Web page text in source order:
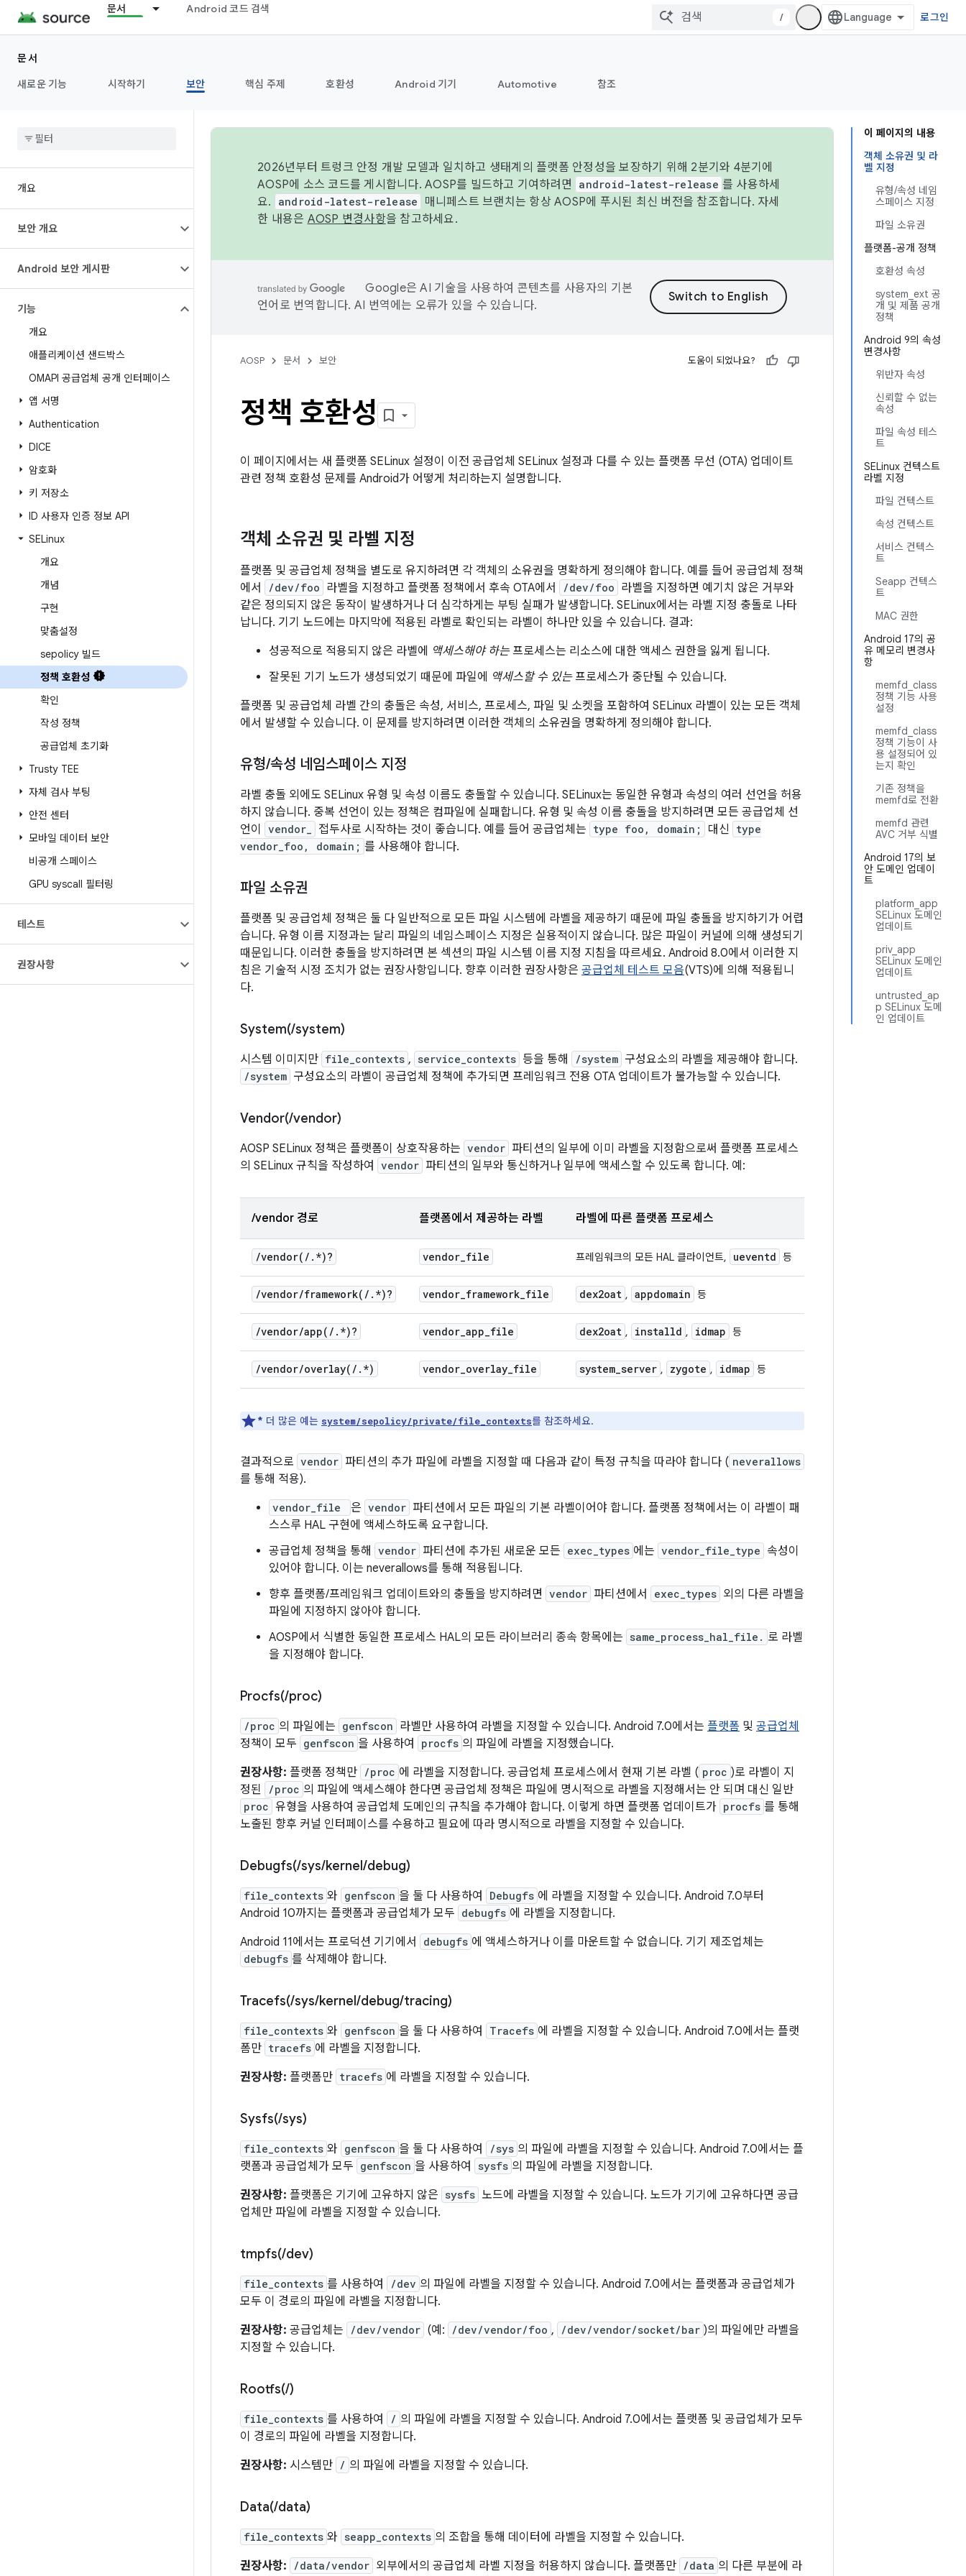
문서 Android 코드 검색
/ 로그인
문서
새로운 기능
시작하기 보안 핵심 주제 호환성 Android 기기 Automotive 참조
개요
보안 개요
Android 보안 게시판
기능
개요
애플리케이션 샌드박스
OMAPI 공급업체 공개 인터페이스
앱 서명
Authentication
DICE
암호화
키 저장소
ID 사용자 인증 정보 API
SELinux
개요
개념
구현
맞춤설정
sepolicy 빌드
정책 호환성
확인
작성 정책
공급업체 초기화
Trusty TEE
자체 검사 부팅
안전 센터
모바일 데이터 보안
비공개 스페이스
GPU syscall 필터링
테스트
권장사항
이 페이지의 내용
객체 소유권 및 라
벨 지정
유형/속성 네임
스페이스 지정
파일 소유권
플랫폼-공개 정책
호환성 속성
system_ext 공
개 및 제품 공개
정책
Android 9의 속성
변경사항
위반자 속성
신뢰할 수 없는
속성
파일 속성 테스
트
SELinux 컨텍스트
라벨 지정
파일 컨텍스트
속성 컨텍스트
서비스 컨텍스
트
Seapp 컨텍스
트
MAC 권한
Android 17의 공
유 메모리 변경사
항
memfd_class
정책 기능 사용
설정
memfd_class
정책 기능이 사
용 설정되어 있
는지 확인
기존 정책을
memfd로 전환
memfd 관련
AVC 거부 식별
Android 17의 보
안 도메인 업데이
트
platform_app
SELinux 도메인
업데이트
priv_app
SELinux 도메인
업데이트
untrusted_ap
p SELinux 도메
인 업데이트
2026년부터 트렁크 안정 개발 모델과 일치하고 생태계의 플랫폼 안정성을 보장하기 위해 2분기와 4분기에
AOSP에 소스 코드를 게시합니다. AOSP를 빌드하고 기여하려면
android-latest-release 를 사용하세
요.
android-latest-release
매니페스트 브랜치는 항상 AOSP에 푸시된 최신 버전을 참조합니다. 자세
한 내용은 AOSP 변경사항을 참고하세요.
Google은 AI 기술을 사용하여 콘텐츠를 사용자의 기본
언어로 번역합니다. AI 번역에는 오류가 있을 수 있습니다.
AOSP 문서 보안 도움이 되었나요?
정책 호환성
이 페이지에서는 새 플랫폼 SELinux 설정이 이전 공급업체 SELinux 설정과 다를 수 있는 플랫폼 무선 (OTA) 업데이트
관련 정책 호환성 문제를 Android가 어떻게 처리하는지 설명합니다.
객체 소유권 및 라벨 지정
플랫폼 및 공급업체 정책을 별도로 유지하려면 각 객체의 소유권을 명확하게 정의해야 합니다. 예를 들어 공급업체 정책
에서
/dev/foo 라벨을 지정하고 플랫폼 정책에서 후속 OTA에서 /dev/foo 라벨을 지정하면 예기치 않은 거부와
같은 정의되지 않은 동작이 발생하거나 더 심각하게는 부팅 실패가 발생합니다. SELinux에서는 라벨 지정 충돌로 나타
납니다. 기기 노드에는 마지막에 적용된 라벨로 확인되는 라벨이 하나만 있을 수 있습니다. 결과:
성공적으로 적용되지 않은 라벨에 액세스해야 하는프로세스는 리소스에 대한 액세스 권한을 잃게 됩니다.
잘못된 기기 노드가 생성되었기 때문에 파일에 액세스할 수 있는프로세스가 중단될 수 있습니다.
플랫폼 및 공급업체 라벨 간의 충돌은 속성, 서비스, 프로세스, 파일 및 소켓을 포함하여 SELinux 라벨이 있는 모든 객체
에서 발생할 수 있습니다. 이 문제를 방지하려면 이러한 객체의 소유권을 명확하게 정의해야 합니다.
유형/속성 네임스페이스 지정
라벨 충돌 외에도 SELinux 유형 및 속성 이름도 충돌할 수 있습니다. SELinux는 동일한 유형과 속성의 여러 선언을 허용
하지 않습니다. 중복 선언이 있는 정책은 컴파일에 실패합니다. 유형 및 속성 이름 충돌을 방지하려면 모든 공급업체 선
언이
vendor_ 접두사로 시작하는 것이 좋습니다. 예를 들어 공급업체는 type foo, domain; 대신 type
vendor_foo, domain; 를 사용해야 합니다.
파일 소유권
플랫폼 및 공급업체 정책은 둘 다 일반적으로 모든 파일 시스템에 라벨을 제공하기 때문에 파일 충돌을 방지하기가 어렵
습니다. 유형 이름 지정과는 달리 파일의 네임스페이스 지정은 실용적이지 않습니다. 많은 파일이 커널에 의해 생성되기
때문입니다. 이러한 충돌을 방지하려면 본 섹션의 파일 시스템 이름 지정 지침을 따르세요. Android 8.0에서 이러한 지
침은 기술적 시정 조치가 없는 권장사항입니다. 향후 이러한 권장사항은 공급업체 테스트 모음(VTS)에 의해 적용됩니
다.
System(/system)
시스템 이미지만 file_contexts , service_contexts 등을 통해 /system 구성요소의 라벨을 제공해야 합니다.
/system 구성요소의 라벨이 공급업체 정책에 추가되면 프레임워크 전용 OTA 업데이트가 불가능할 수 있습니다.
Vendor(/vendor)
AOSP SELinux 정책은 플랫폼이 상호작용하는 vendor 파티션의 일부에 이미 라벨을 지정함으로써 플랫폼 프로세스
의 SELinux 규칙을 작성하여
vendor 파티션의 일부와 통신하거나 일부에 액세스할 수 있도록 합니다. 예:
/vendor 경로 플랫폼에서 제공하는 라벨 라벨에 따른 플랫폼 프로세스
/vendor( / . *)? vendor_file 프레임워크의 모든 HAL 클라이언트, ueventd 등
/vendor/framework( / . *)? vendor_framework_file dex2oat , appdomain 등
/vendor/app( / . *)? vendor_app_file dex2oat , installd , idmap 등
/vendor/overlay( / . *) vendor_overlay_file system_server , zygote , idmap 등
* 더 많은 예는 system/sepolicy/private/file_contexts를 참조하세요.
결과적으로 vendor 파티션의 추가 파일에 라벨을 지정할 때 다음과 같이 특정 규칙을 따라야 합니다 ( neverallows
를 통해 적용).
vendor_file 은 vendor 파티션에서 모든 파일의 기본 라벨이어야 합니다. 플랫폼 정책에서는 이 라벨이 패
스스루 HAL 구현에 액세스하도록 요구합니다.
공급업체 정책을 통해
vendor 파티션에 추가된 새로운 모든 exec_types 에는 vendor_file_type 속성이
있어야 합니다. 이는 neverallows를 통해 적용됩니다.
향후 플랫폼/프레임워크 업데이트와의 충돌을 방지하려면 vendor 파티션에서 exec_types 외의 다른 라벨을
파일에 지정하지 않아야 합니다.
AOSP에서 식별한 동일한 프로세스 HAL의 모든 라이브러리 종속 항목에는 same_process_hal_file. 로 라벨
을 지정해야 합니다.
Procfs(/proc)
/proc 의 파일에는 genfscon 라벨만 사용하여 라벨을 지정할 수 있습니다. Android 7.0에서는 플랫폼 및 공급업체
정책이 모두 genfscon 을 사용하여 procfs 의 파일에 라벨을 지정했습니다.
권장사항: 플랫폼 정책만 /proc 에 라벨을 지정합니다. 공급업체 프로세스에서 현재 기본 라벨 ( proc )로 라벨이 지
정된
/proc 의 파일에 액세스해야 한다면 공급업체 정책은 파일에 명시적으로 라벨을 지정해서는 안 되며 대신 일반
proc 유형을 사용하여 공급업체 도메인의 규칙을 추가해야 합니다. 이렇게 하면 플랫폼 업데이트가 procfs 를 통해
노출된 향후 커널 인터페이스를 수용하고 필요에 따라 명시적으로 라벨을 지정할 수 있습니다.
Debugfs(/sys/kernel /debug)
file_contexts 와 genfscon 을 둘 다 사용하여 Debugfs 에 라벨을 지정할 수 있습니다. Android 7.0부터
Android 10까지는 플랫폼과 공급업체가 모두 debugfs 에 라벨을 지정합니다.
Android 11에서는 프로덕션 기기에서
debugfs 에 액세스하거나 이를 마운트할 수 없습니다. 기기 제조업체는
debugfs 를 삭제해야 합니다.
Tracefs(/sys/kernel /debug/tracing)
file_contexts 와 genfscon 을 둘 다 사용하여 Tracefs 에 라벨을 지정할 수 있습니다. Android 7.0에서는 플랫
폼만 tracefs 에 라벨을 지정합니다.
권장사항: 플랫폼만 tracefs 에 라벨을 지정할 수 있습니다.
Sysfs(/sys)
file_contexts 와 genfscon 을 둘 다 사용하여 /sys 의 파일에 라벨을 지정할 수 있습니다. Android 7.0에서는 플
랫폼과 공급업체가 모두 genfscon 을 사용하여 sysfs 의 파일에 라벨을 지정합니다.
권장사항: 플랫폼은 기기에 고유하지 않은 sysfs 노드에 라벨을 지정할 수 있습니다. 노드가 기기에 고유하다면 공급
업체만 파일에 라벨을 지정할 수 있습니다.
tmpfs(/dev)
file_contexts 를 사용하여 /dev 의 파일에 라벨을 지정할 수 있습니다. Android 7.0에서는 플랫폼과 공급업체가
모두 이 경로의 파일에 라벨을 지정합니다.
권장사항: 공급업체는 /dev/vendor (예: /dev/vendor/foo , /dev/vendor/socket/bar )의 파일에만 라벨을
지정할 수 있습니다.
Rootfs(/)
file_contexts 를 사용하여 / 의 파일에 라벨을 지정할 수 있습니다. Android 7.0에서는 플랫폼 및 공급업체가 모두
이 경로의 파일에 라벨을 지정합니다.
권장사항: 시스템만 / 의 파일에 라벨을 지정할 수 있습니다.
Data(/data)
file_contexts 와 seapp_contexts 의 조합을 통해 데이터에 라벨을 지정할 수 있습니다.
권장사항:
/data/vendor 외부에서의 공급업체 라벨 지정을 허용하지 않습니다. 플랫폼만 /data 의 다른 부분에 라